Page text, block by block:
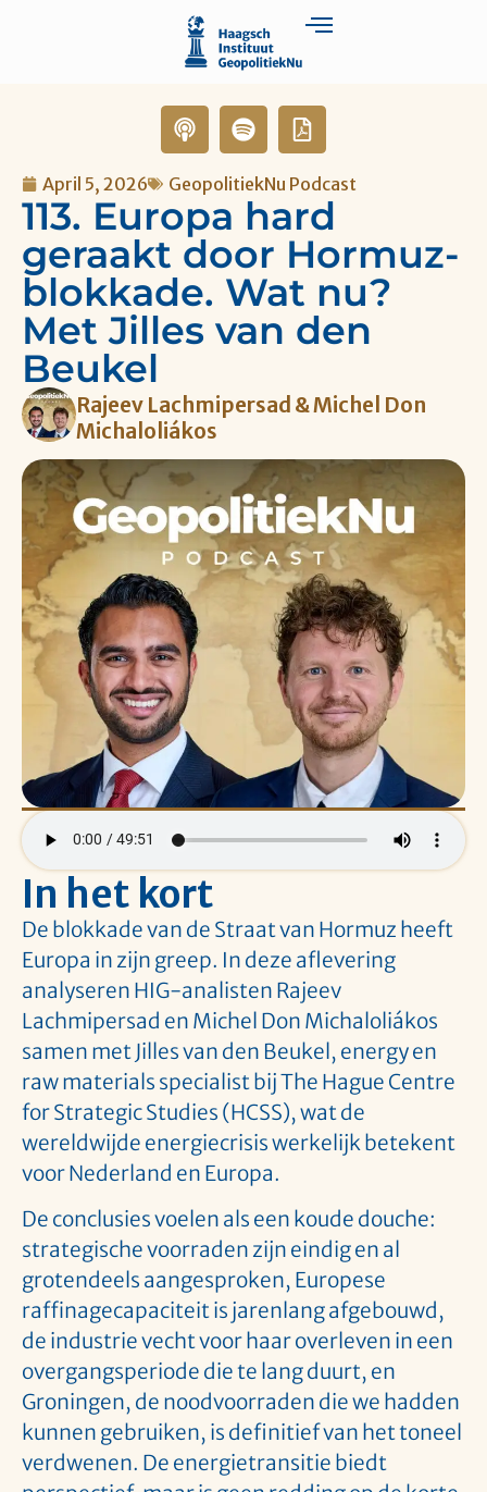
April 5, 2026 GeopolitiekNu Podcast
113. Europa hard
geraakt door Hormuz-
blokkade. Wat nu?
Met Jilles van den
Beukel
Rajeev Lachmipersad & Michel Don
Michaloliákos
In het kort
De blokkade van de Straat van Hormuz heeft
Europa in zijn greep. In deze aflevering
analyseren HIG-analisten Rajeev
Lachmipersad en Michel Don Michaloliákos
samen met Jilles van den Beukel, energy en
raw materials specialist bij The Hague Centre
for Strategic Studies (HCSS), wat de
wereldwijde energiecrisis werkelijk betekent
voor Nederland en Europa.
De conclusies voelen als een koude douche:
strategische voorraden zijn eindig en al
grotendeels aangesproken, Europese
raffinagecapaciteit is jarenlang afgebouwd,
de industrie vecht voor haar overleven in een
overgangsperiode die te lang duurt, en
Groningen, de noodvoorraden die we hadden
kunnen gebruiken, is definitief van het toneel
verdwenen. De energietransitie biedt